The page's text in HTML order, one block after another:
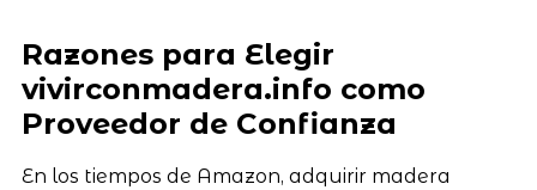
Razones para Elegir
vivirconmadera.info como
Proveedor de Confianza
En los tiempos de Amazon, adquirir madera